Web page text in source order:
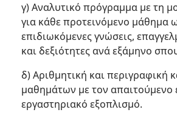
γ) Αναλυτικό πρόγραμμα με τη
για κάθε προτεινόμενο μάθημα
επιδιωκόμενες γνώσεις,
και δεξιότητες ανά εξάμηνο
δ) Αριθμητική και περιγραφική
μαθημάτων με τον απαιτούμενο
εργαστηριακό εξοπλισμό.